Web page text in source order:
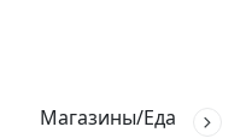
Магазины/Еда